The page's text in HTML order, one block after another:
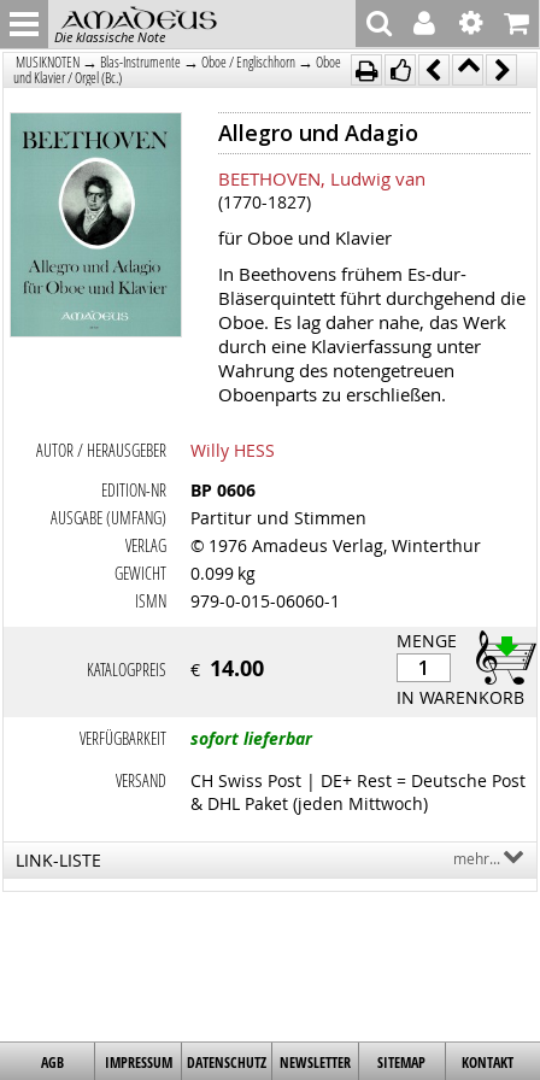
Die klassische Note
MUSIKNOTEN → Blas-Instrumente → Oboe / Englischhorn → Oboe
und Klavier / Orgel (Bc.)
Allegro und Adagio
BEETHOVEN, Ludwig van
(1770-1827)
für Oboe und Klavier
In Beethovens frühem Es-dur-
Bläserquintett führt durchgehend die
Oboe. Es lag daher nahe, das Werk
durch eine Klavierfassung unter
Wahrung des notengetreuen
Oboenparts zu erschließen.
AUTOR / HERAUSGEBER
Willy HESS
EDITION-NR
BP 0606
AUSGABE (UMFANG)
Partitur und Stimmen
VERLAG
© 1976 Amadeus Verlag, Winterthur
GEWICHT
0.099 kg
ISMN
979-0-015-06060-1
MENGE
IN WARENKORB
KATALOGPREIS € 14.00
VERFÜGBARKEIT
sofort lieferbar
VERSAND
CH Swiss Post | DE+ Rest = Deutsche Post
& DHL Paket (jeden Mittwoch)
LINK-LISTE mehr...
AGB IMPRESSUM DATENSCHUTZ NEWSLETTER SITEMAP KONTAKT